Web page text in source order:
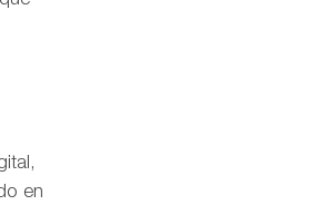
en